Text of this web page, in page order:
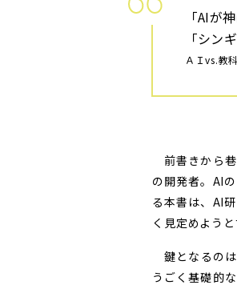
「AIが
「シン
ＡＩvs.教
前書きから巷
の開発者。AI
る本書は、AI
く見定めよう
鍵となるの
うごく基礎的